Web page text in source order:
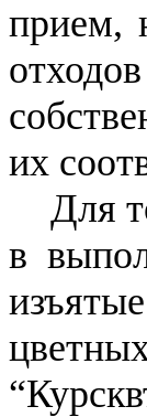
прием,
их
Для
в